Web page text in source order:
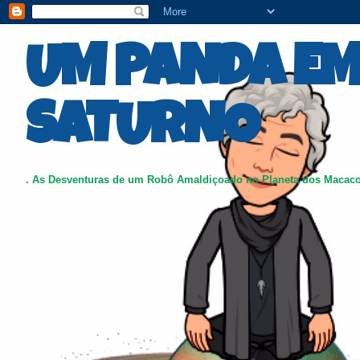
UM PANDA
SATURNO
. As Desventuras de um Robô Amaldiçoado no Planeta dos